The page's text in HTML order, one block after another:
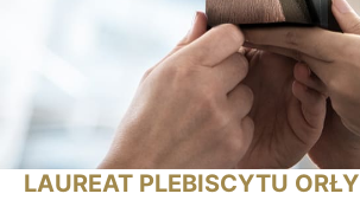
LAUREAT PLEBISCYTU ORŁY